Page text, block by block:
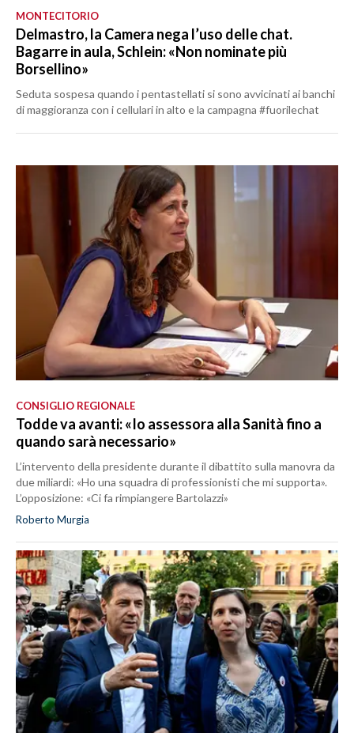
MONTECITORIO
Delmastro, la Camera nega l’uso delle chat.
Bagarre in aula, Schlein: «Non nominate più
Borsellino»
Seduta sospesa quando i pentastellati si sono avvicinati ai banchi
di maggioranza con i cellulari in alto e la campagna #fuorilechat
CONSIGLIO REGIONALE
Todde va avanti: «Io assessora alla Sanità fino a
quando sarà necessario»
L’intervento della presidente durante il dibattito sulla manovra da
due miliardi: «Ho una squadra di professionisti che mi supporta».
L’opposizione: «Ci fa rimpiangere Bartolazzi»
Roberto Murgia